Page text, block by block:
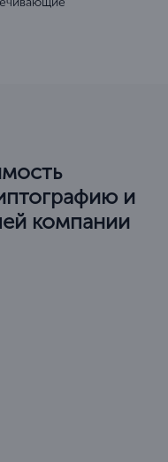
и
компании